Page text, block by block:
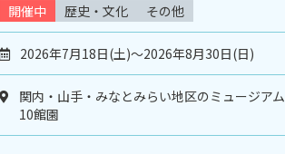
開催中 歴史・文化 その他
2026年7月18日(土)～2026年8月30日(日)
関内・山手・みなとみらい地区のミュージアム
10館園